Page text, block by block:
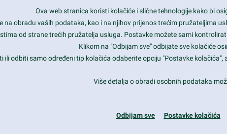
designs.
Ark?
Smart and beautiful design
Unlimited Eelements
Mobile ready
Ova web stranica koristi kolačiće i slične tehnologije kako bi
na obradu vaših podataka, kao i na njihov prijenos trećim pružateljima
od strane trećih pružatelja usluga. Postavke možete sami
Klikom na "Odbijam sve" odbijate sve kolačiće
ili odbiti samo određeni tip kolačića odaberite opciju "Postavke
Više detalja o obradi osobnih podataka
Odbijam sve Postavke kolačića